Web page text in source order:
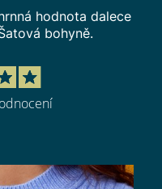
hodnota dalece
bohyně.